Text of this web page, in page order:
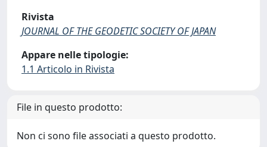
Rivista
JOURNAL OF THE GEODETIC SOCIETY OF JAPAN
Appare nelle tipologie:
1.1 Articolo in Rivista
File in questo prodotto:
Non ci sono file associati a questo prodotto.